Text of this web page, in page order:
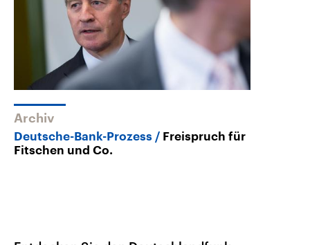
Archiv
Deutsche-Bank-Prozess
Freispruch für
Fitschen und Co.